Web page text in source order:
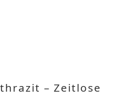
– Zeitlose